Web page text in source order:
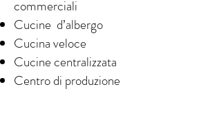
commerciali
Cucine d’albergo
Cucina veloce
Cucine centralizzata
Centro di produzione